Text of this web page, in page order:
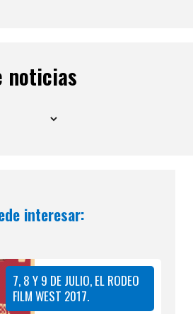
noticias
interesar:
7, 8 Y 9 DE JULIO, EL RODEO
FILM WEST 2017.